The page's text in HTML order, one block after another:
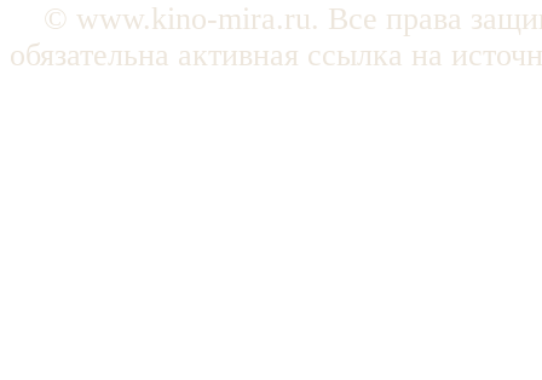
© www.kino-mira.ru. Все права
обязательна активная ссылка на